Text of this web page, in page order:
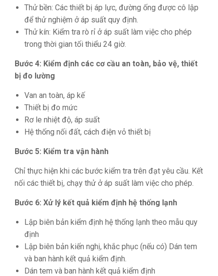
Thử bền: Các thiết bị áp lực, đường ống được cô lập
để thử nghiệm ở áp suất quy định.
Thử kín: Kiểm tra rò rỉ ở áp suất làm việc cho phép
trong thời gian tối thiểu 24 giờ.
Bước 4: Kiểm định các cơ cầu an toàn, bảo vệ, thiết
bị đo lường
Van an toàn, áp kế
Thiết bị đo mức
Rơ le nhiệt độ, áp suất
Hệ thống nối đất, cách điện vỏ thiết bị
Bước 5: Kiểm tra vận hành
Chỉ thực hiện khi các bước kiểm tra trên đạt yêu cầu. Kết
nối các thiết bị, chạy thử ở áp suất làm việc cho phép.
Bước 6: Xử lý kết quả kiểm định hệ thống lạnh
Lập biên bản kiểm định hệ thống lạnh theo mẫu quy
định
Lập biên bản kiến nghị, khắc phục (nếu có) Dán tem
và ban hành kết quả kiểm định.
Dán tem và ban hành kết quả kiểm định